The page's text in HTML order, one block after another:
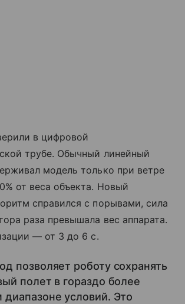
в цифровой
трубе. Обычный линейный
модель только при ветре
от веса объекта. Новый
справился с порывами, сила
раза превышала вес аппарата.
— от 3 до 6 с.
позволяет роботу сохранять
полет в гораздо более
условий. Это